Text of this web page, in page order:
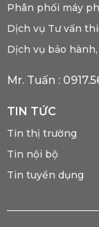
Phân phối máy
Dịch vụ Tư vấn
Dịch vụ bảo
Mr. Tuấn :
TIN TỨC
Tin thị trường
Tin nội bộ
Tin tuyển dụng